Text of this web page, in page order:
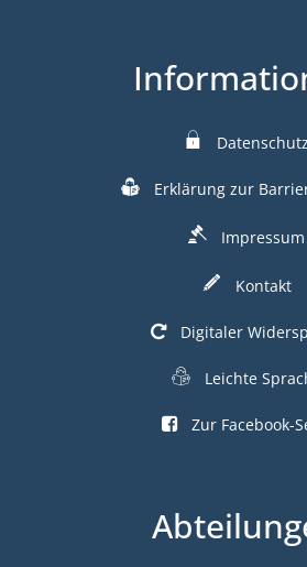
Datenschutz
Erklärung zur
Impressum
Kontakt
Digitaler
Leichte
Zur Facebook-